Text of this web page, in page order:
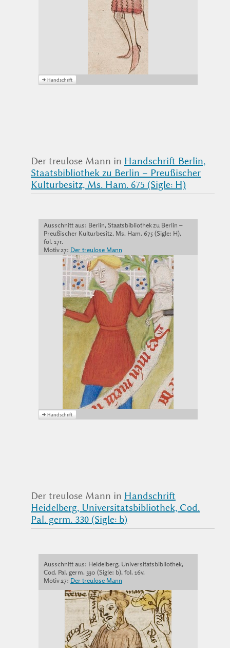
Der treulose Mann in Handschrift Berlin,
Staatsbibliothek zu Berlin – Preußischer
Kulturbesitz, Ms. Ham. 675 (Sigle: H)
Ausschnitt aus: Berlin, Staatsbibliothek zu Berlin –
Preußischer Kulturbesitz, Ms. Ham. 675 (Sigle: H),
fol. 17r.
Motiv 27: Der treulose Mann
Der treulose Mann in Handschrift
Heidelberg, Universitätsbibliothek, Cod.
Pal. germ. 330 (Sigle: b)
Ausschnitt aus: Heidelberg, Universitätsbibliothek,
Cod. Pal. germ. 330 (Sigle: b), fol. 16v.
Motiv 27: Der treulose Mann